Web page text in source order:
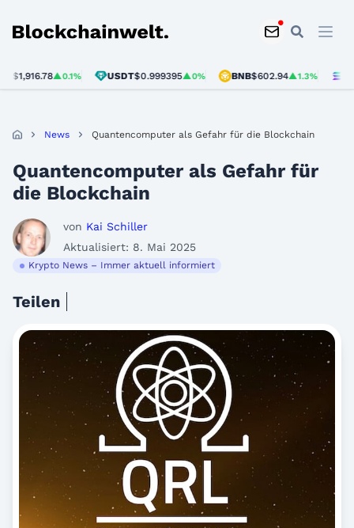
Blockchainwelt
▲0.1% USDT$0.999395▲0% BNB$602.94▲1.3% SOL
News Quantencomputer als Gefahr für die Blockchain
Quantencomputer als Gefahr für
die Blockchain
von Kai Schiller
Aktualisiert: 8. Mai 2025
Krypto News – Immer aktuell informiert
Teilen